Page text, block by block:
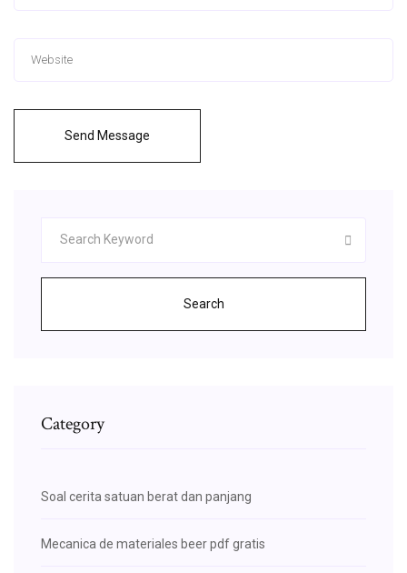
Send Message
Search
Category
Soal cerita satuan berat dan panjang
Mecanica de materiales beer pdf gratis